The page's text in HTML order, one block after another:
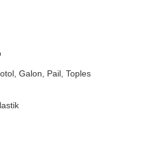
Galon, Pail, Toples